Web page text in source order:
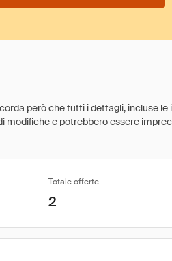
però che tutti i dettagli, incluse
e potrebbero essere
Totale offerte
2